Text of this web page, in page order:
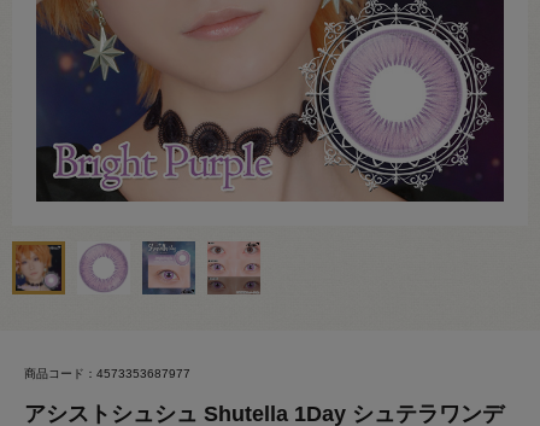
商品コード：4573353687977
アシストシュシュ Shutella 1Day シュテラワンデ